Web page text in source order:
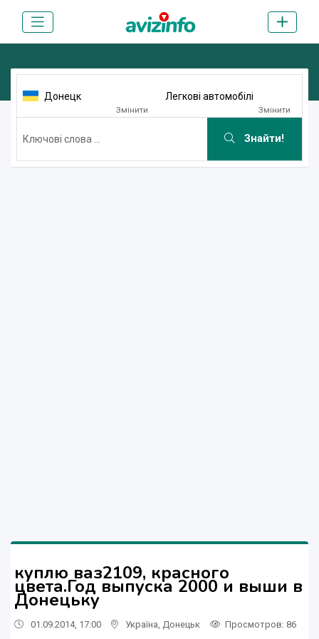
Донецк
Змінити
Легкові автомобілі
Змінити
Знайти!
куплю ваз2109, красного
цвета.Год выпуска 2000 и выши в
Донецьку
01.09.2014, 17:00 Україна Донецьк Просмотров: 86